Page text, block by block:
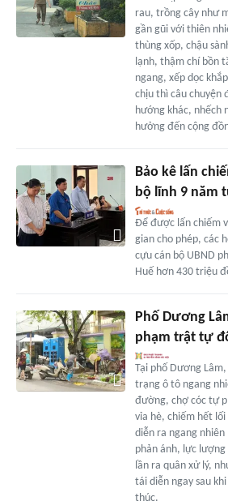
rau, trồng cây như
gần gũi với thiên
thùng xốp, chậu
lạnh, thậm chí bồn
ngang, xếp dọc
chịu thì câu chuyện
hướng khác, nhếch
hưởng đến cộng
Bảo kê lấn
bộ lĩnh 9 năm
Để được lấn chiếm
gian cho phép, các
cựu cán bộ UBND
Huế hơn 430 triệu
Phố Dương
phạm trật tự
Tại phố Dương
trạng ô tô ngang
đường, chợ cóc tự
vỉa hè, chiếm hết
diễn ra ngang
phản ánh, lực
lần ra quân xử lý,
tái diễn ngay sau
thúc.